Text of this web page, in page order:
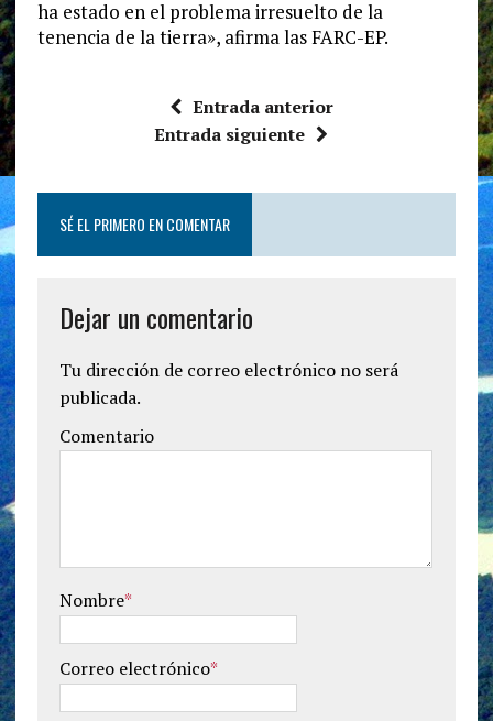
ha estado en el problema irresuelto de la
tenencia de la tierra», afirma las FARC-EP.
Entrada anterior
Entrada siguiente
SÉ EL PRIMERO EN COMENTAR
Dejar un comentario
Tu dirección de correo electrónico no será
publicada.
Comentario
Nombre*
Correo electrónico*